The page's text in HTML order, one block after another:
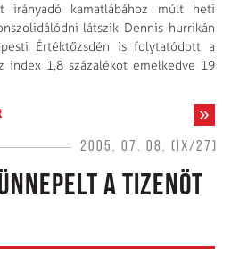
irányadó kamatlábához múlt heti
látszik Dennis hurrikán
Értéktőzsdén is folytatódott a
index 1,8 százalékot emelkedve 19
2005. 07. 08. (IX/27)
A TIZENÖT